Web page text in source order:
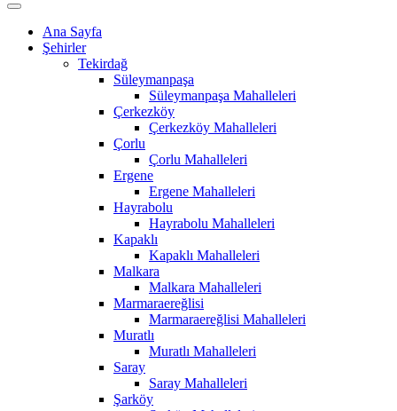
Ana Sayfa
Şehirler
Tekirdağ
Süleymanpaşa
Süleymanpaşa Mahalleleri
Çerkezköy
Çerkezköy Mahalleleri
Çorlu
Çorlu Mahalleleri
Ergene
Ergene Mahalleleri
Hayrabolu
Hayrabolu Mahalleleri
Kapaklı
Kapaklı Mahalleleri
Malkara
Malkara Mahalleleri
Marmaraereğlisi
Marmaraereğlisi Mahalleleri
Muratlı
Muratlı Mahalleleri
Saray
Saray Mahalleleri
Şarköy